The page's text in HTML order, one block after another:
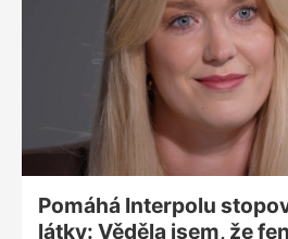
Pomáhá Interpolu
látky: Věděla jsem, že